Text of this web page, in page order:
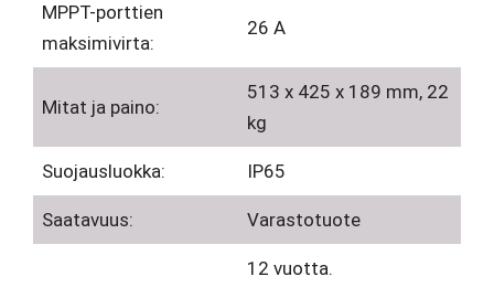
MPPT-porttien
maksimivirta:
26 A
Mitat ja paino:
513 x 425 x 189 mm, 22
kg
Suojausluokka: IP65
Saatavuus: Varastotuote
12 vuotta.